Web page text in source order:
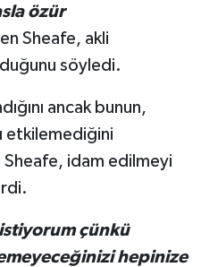
özür
Sheafe, akli
söyledi.
ancak bunun,
etkilemediğini
idam edilmeyi
çünkü
hepinize